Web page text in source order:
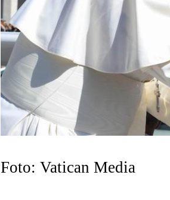
Foto: Vatican Media